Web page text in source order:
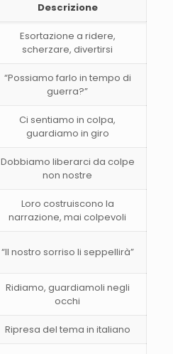
Descrizione
Esortazione a ridere,
scherzare, divertirsi
“Possiamo farlo in tempo di
guerra?”
Ci sentiamo in colpa,
guardiamo in giro
Dobbiamo liberarci da colpe
non nostre
Loro costruiscono la
narrazione, mai colpevoli
“Il nostro sorriso li seppellirà”
Ridiamo, guardiamoli negli
occhi
Ripresa del tema in italiano